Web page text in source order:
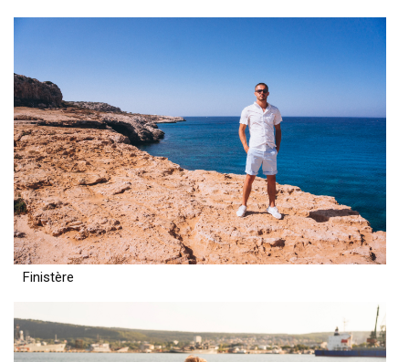
Finistère